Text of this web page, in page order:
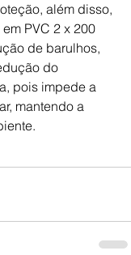
além disso,
PVC 2 x 200
de barulhos,
do
pois impede a
mantendo a